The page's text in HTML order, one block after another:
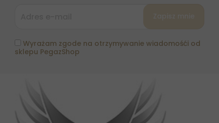
Wyrażam zgode na otrzymywanie wiadomośći od
sklepu PegazShop